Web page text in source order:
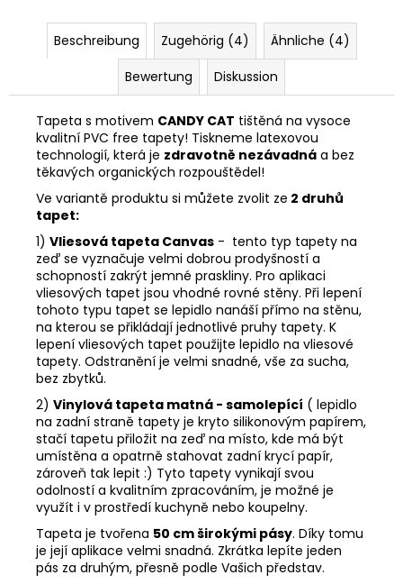
Beschreibung Zugehörig (4)
Ähnliche (4)
Bewertung
Diskussion
Tapeta s motivem CANDY CAT tištěná na vysoce
kvalitní PVC free tapety! Tiskneme latexovou
technologií, která je zdravotně nezávadná a bez
těkavých organických rozpouštědel!
Ve variantě produktu si můžete zvolit ze 2 druhů
tapet:
1) Vliesová tapeta Canvas - tento typ tapety na
zeď se vyznačuje velmi dobrou prodyšností a
schopností zakrýt jemné praskliny. Pro aplikaci
vliesových tapet jsou vhodné rovné stěny. Při lepení
tohoto typu tapet se lepidlo nanáší přímo na stěnu,
na kterou se přikládají jednotlivé pruhy tapety. K
lepení vliesových tapet použijte lepidlo na vliesové
tapety. Odstranění je velmi snadné, vše za sucha,
bez zbytků.
2) Vinylová tapeta matná - samolepící ( lepidlo
na zadní straně tapety je kryto silikonovým papírem,
stačí tapetu přiložit na zeď na místo, kde má být
umístěna a opatrně stahovat zadní krycí papír,
zároveň tak lepit :) Tyto tapety vynikají svou
odolností a kvalitním zpracováním, je možné je
využít i v prostředí kuchyně nebo koupelny.
Tapeta je tvořena 50 cm širokými pásy. Díky tomu
je její aplikace velmi snadná. Zkrátka lepíte jeden
pás za druhým, přesně podle Vašich představ.